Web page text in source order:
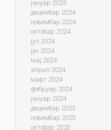
јануар 2025
децембар 2024
новембар 2024
октобар 2024
јул 2024
јун 2024
мај 2024
април 2024
март 2024
фебруар 2024
јануар 2024
децембар 2023
новембар 2023
октобар 2023